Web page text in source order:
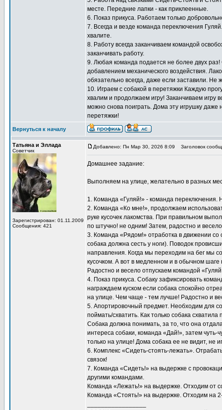
месте. Передние лапки - как приклеенные.
6. Показ прикуса. Работаем только
7. Всегда и везде команда переключения
хвалите.
8. Работу всегда заканчиваем командой
заканчивать работу.
9. Любая команда подается не более двух
добавлением механического воздействия.
обязательно всегда, даже если заставили. Не
10. Играем с собакой в перетяжки Каждую
хвалим и продолжаем игру! Заканчиваем игру
можно снова поиграть. Дома эту игрушку даже
перетяжки!
Вернуться к началу
Татьяна и Эллада
Советчик
Зарегистрирован: 01.11.2009
Сообщения: 421
Добавлено: Пн Мар 30, 2026 8:09 Заголовок
Домашнее задание:
Выполняем на улице, желательно в разных
1. Команда «Гуляй!» - команда
2. Команда «Ко мне!», продолжаем
руке кусочек лакомства. При правильном
по штучно! не одним! Затем, радостно и
3. Команда «Рядом!» отработка в движении
собака должна сесть у ноги). Поводок
направления. Когда мы переходим на бег мы
кусочком. А вот в медленном и в обычном
Радостно и весело отпускаем командой
4. Показ прикуса. Собаку зафиксировать
награждаем куском если собака спокойно
на улице. Чем чаще - тем лучше! Радостно и
5. Апортировочный предмет. Необходим для
поймать/схватить. Как только собака
Собака должна понимать, за то, что она
интереса собаки, команда «Дай!», затем
только на улице! Дома собака ее не видит, не
6. Комплекс «Сидеть-стоять-лежать».
связок!
7. Команда «Сидеть!» на выдержке с
другими командами.
Команда «Лежать!» на выдержке. Отходим от
Команда «Стоять!» на выдержке. Отходим на